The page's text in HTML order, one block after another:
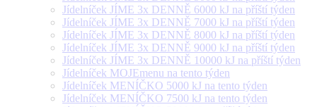
Jídelníček JÍME 3x DENNĚ 6000 kJ na příští týden
Jídelníček JÍME 3x DENNĚ 7000 kJ na příští týden
Jídelníček JÍME 3x DENNĚ 8000 kJ na příští týden
Jídelníček JÍME 3x DENNĚ 9000 kJ na příští týden
Jídelníček JÍME 3x DENNĚ 10000 kJ na příští týden
Jídelníček MOJEmenu na tento týden
Jídelníček MENÍČKO 5000 kJ na tento týden
Jídelníček MENÍČKO 7500 kJ na tento týden